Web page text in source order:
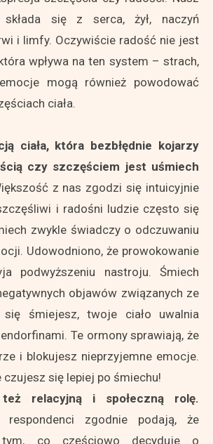
składa się z serca, żył, naczyń
i limfy. Oczywiście radość nie jest
wpływa na ten system – strach,
mogą również powodować
ciała.
ciała, która bezbłędnie kojarzy
czy szczęściem jest uśmiech
z nas zgodzi się intuicyjnie
i radośni ludzie często się
zwykle świadczy o odczuwaniu
Udowodniono, że prowokowanie
podwyższeniu nastroju. Śmiech
objawów związanych ze
się śmiejesz, twoje ciało uwalnia
Te ormony sprawiają, że
i blokujesz nieprzyjemne emocje.
czujesz się lepiej po śmiechu!
też relacyjną i społeczną rolę.
zgodnie podają, że
co częściowo decyduje o